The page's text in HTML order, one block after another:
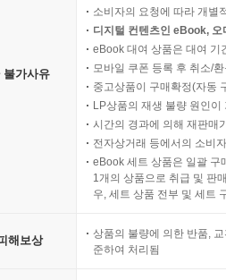
불가사유
소비자의 요청에 따라 개별
디지털 컨텐츠인 eBook,
eBook 대여 상품은 대여 기
모바일 쿠폰 등록 후 취소/
중고상품이 구매확정(자동
LP상품의 재생 불량 원인
시간의 경과에 의해 재판매
전자상거래 등에서의 소비
eBook 세트 상품은 일괄 구
1개의 상품으로 취급 및 판
우, 세트 상품 전부 및 세트
해보상
상품의 불량에 의한 반품,
준하여 처리됨